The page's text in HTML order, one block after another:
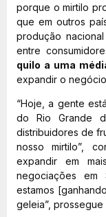
porque o mirtilo
que em outros
produção
entre
quilo a uma
expandir o
“Hoje, a gente
do Rio Grande
distribuidores de
nosso mirtilo”,
expandir em
negociações em
estamos
geleia”,